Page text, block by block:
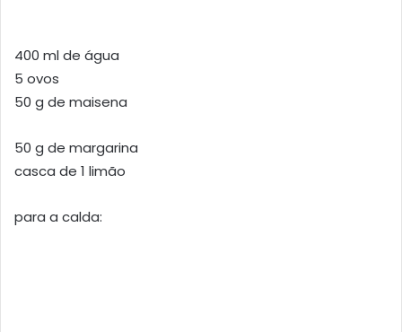
400 ml de água
5 ovos
50 g de maisena
50 g de margarina
casca de 1 limão
para a calda: